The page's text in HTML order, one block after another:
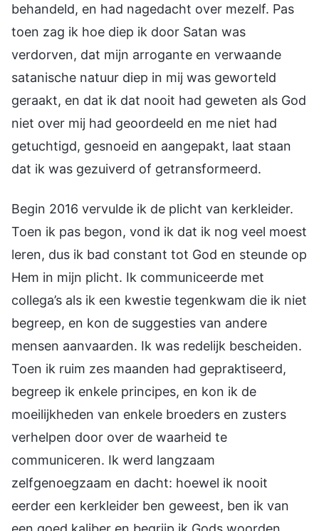
behandeld, en had nagedacht over mezelf. Pas
toen zag ik hoe diep ik door Satan was
verdorven, dat mijn arrogante en verwaande
satanische natuur diep in mij was geworteld
geraakt, en dat ik dat nooit had geweten als God
niet over mij had geoordeeld en me niet had
getuchtigd, gesnoeid en aangepakt, laat staan
dat ik was gezuiverd of getransformeerd.
Begin 2016 vervulde ik de plicht van kerkleider.
Toen ik pas begon, vond ik dat ik nog veel moest
leren, dus ik bad constant tot God en steunde op
Hem in mijn plicht. Ik communiceerde met
collega’s als ik een kwestie tegenkwam die ik niet
begreep, en kon de suggesties van andere
mensen aanvaarden. Ik was redelijk bescheiden.
Toen ik ruim zes maanden had gepraktiseerd,
begreep ik enkele principes, en kon ik de
moeilijkheden van enkele broeders en zusters
verhelpen door over de waarheid te
communiceren. Ik werd langzaam
zelfgenoegzaam en dacht: hoewel ik nooit
eerder een kerkleider ben geweest, ben ik van